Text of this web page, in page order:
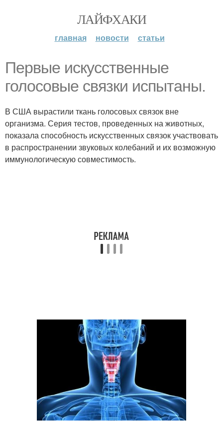
ЛАЙФХАКИ
главная новости статьи
Первые искусственные
голосовые связки испытаны.
В США вырастили ткань голосовых связок вне
организма. Серия тестов, проведенных на животных,
показала способность искусственных связок участвовать
в распространении звуковых колебаний и их возможную
иммунологическую совместимость.